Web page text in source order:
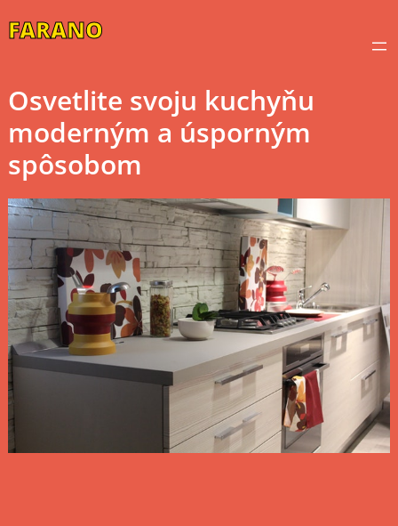
toFARANO
Osvetlite svoju kuchyňu
moderným a úsporným
spôsobom